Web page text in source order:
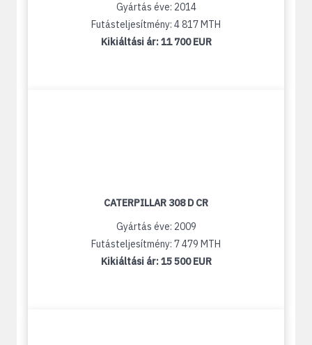
Gyártás éve: 2014
Futásteljesítmény: 4 817 MTH
Kikiáltási ár:11 700 EUR
CATERPILLAR 308 D CR
Gyártás éve: 2009
Futásteljesítmény: 7 479 MTH
Kikiáltási ár:15 500 EUR